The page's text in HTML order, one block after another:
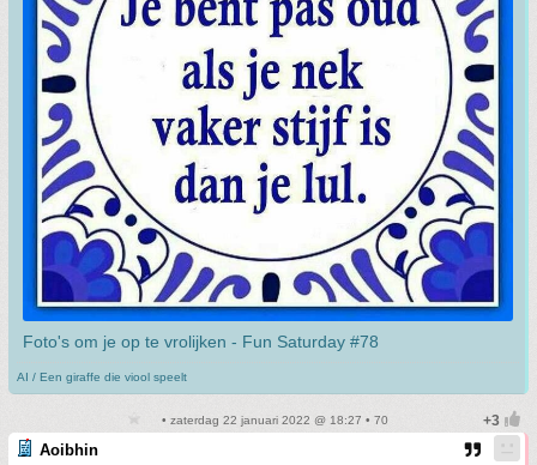
Foto's om je op te vrolijken - Fun Saturday #78
AI / Een giraffe die viool speelt
• zaterdag 22 januari 2022 @ 18:27 • 70
Aoibhin